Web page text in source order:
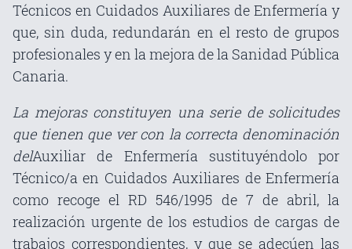
Técnicos en Cuidados Auxiliares de Enfermería y
que, sin duda, redundarán en el resto de grupos
profesionales y en la mejora de la Sanidad Pública
Canaria.
La mejoras constituyen una serie de solicitudes
que tienen que ver con la correcta denominación
delAuxiliar de Enfermería sustituyéndolo por
Técnico/a en Cuidados Auxiliares de Enfermería
como recoge el RD 546/1995 de 7 de abril, la
realización urgente de los estudios de cargas de
trabajos correspondientes, y que se adecúen las